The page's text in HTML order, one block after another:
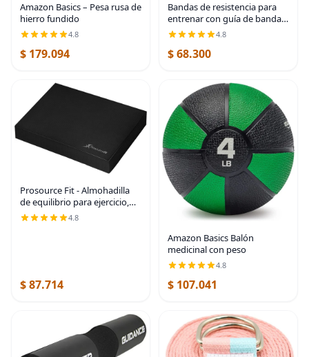
Amazon Basics – Pesa rusa de
hierro fundido
4.8
$ 179.094
Bandas de resistencia para
entrenar con guía de bandas
de entrenamiento. 4 bandas
mujeres y hombres, bandas
4.8
$ 68.300
Prosource Fit - Almohadilla
de equilibrio para ejercicio,
alfombrilla de espuma
acolchada antideslizante y
4.8
$ 87.714
Amazon Basics Balón
medicinal con peso
4.8
$ 107.041